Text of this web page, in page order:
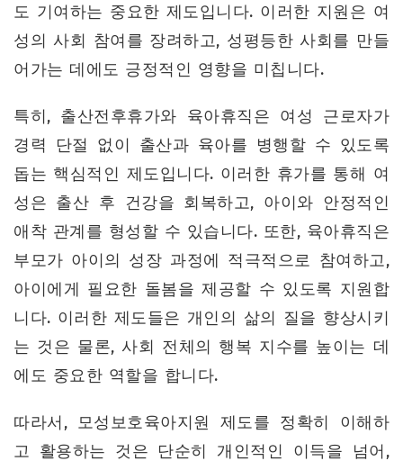
도 기여하는 중요한 제도입니다. 이러한 지원은 여
성의 사회 참여를 장려하고, 성평등한 사회를 만들
어가는 데에도 긍정적인 영향을 미칩니다.
특히, 출산전후휴가와 육아휴직은 여성 근로자가
경력 단절 없이 출산과 육아를 병행할 수 있도록
돕는 핵심적인 제도입니다. 이러한 휴가를 통해 여
성은 출산 후 건강을 회복하고, 아이와 안정적인
애착 관계를 형성할 수 있습니다. 또한, 육아휴직은
부모가 아이의 성장 과정에 적극적으로 참여하고,
아이에게 필요한 돌봄을 제공할 수 있도록 지원합
니다. 이러한 제도들은 개인의 삶의 질을 향상시키
는 것은 물론, 사회 전체의 행복 지수를 높이는 데
에도 중요한 역할을 합니다.
따라서, 모성보호육아지원 제도를 정확히 이해하
고 활용하는 것은 단순히 개인적인 이득을 넘어,